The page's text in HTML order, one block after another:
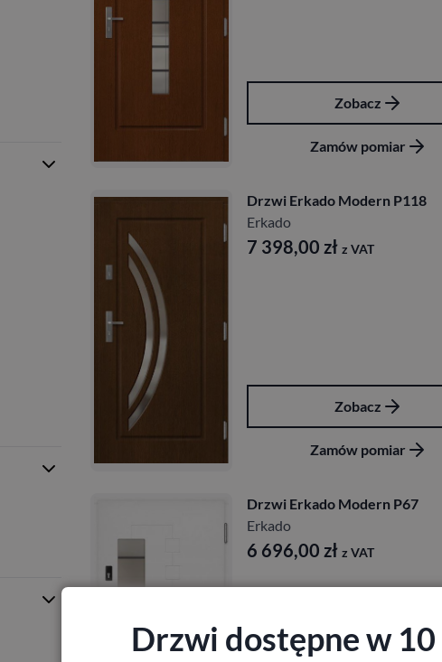
Zobacz
Zamów pomiar
Drzwi Erkado Modern P118
Erkado
7 398,00 zł z VAT
Zobacz
Zamów pomiar
Drzwi Erkado Modern P67
Erkado
6 696,00 zł z VAT
Drzwi dostępne w 10